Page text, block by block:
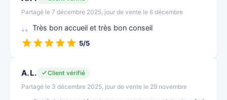
Partagé le 7 décembre 2025, jour de vente le 6 décembre
Très bon accueil et très bon conseil
5/5
A. L.
Client vérifié
Partagé le 3 décembre 2025, jour de vente le 29 novembre